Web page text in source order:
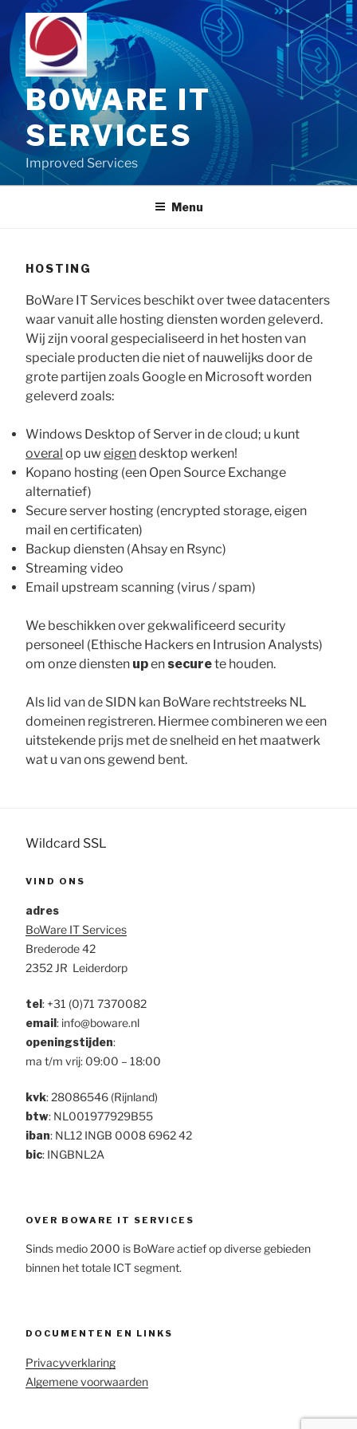
Skip
content
BOWARE IT
SERVICES
Improved Services
Menu
HOSTING
BoWare IT Services beschikt over twee datacenters
waar vanuit alle hosting diensten worden geleverd.
Wij zijn vooral gespecialiseerd in het hosten van
speciale producten die niet of nauwelijks door de
grote partijen zoals Google en Microsoft worden
geleverd zoals:
Windows Desktop of Server in de cloud; u kunt
overal op uw eigendesktop werken!
Kopano hosting (een Open Source Exchange
alternatief)
Secure server hosting (encrypted storage, eigen
mail en certificaten)
Backup diensten (Ahsay en Rsync)
Streaming video
Email upstream scanning (virus / spam)
We beschikken over gekwalificeerd security
personeel (Ethische Hackers en Intrusion Analysts)
om onze diensten upensecurete houden.
Rimedi naturali per le allergie. Medicinali per il mal di
golahttps://calciomercato-milan.it/prezzo-antibiotici/
Trattamento della stitichezza a casa.
Als lid van de SIDN kan BoWare rechtstreeks NL
domeinen registreren. Hiermee combineren we een
uitstekende prijs met de snelheid en het maatwerk
wat u van ons gewend bent.
Wildcard SSL
VIND ONS
adres
BoWare IT Services
Brederode 42
2352 JR Leiderdorp
tel: +31 (0)71 7370082
email: info@boware.nl
openingstijden:
ma t/m vrij: 09:00 – 18:00
kvk: 28086546 (Rijnland)
btw: NL001977929B55
iban: NL12 INGB 0008 6962 42
bic: INGBNL2A
OVER BOWARE IT SERVICES
Sinds medio 2000 is BoWare actief op diverse gebieden
binnen het totale ICT segment.
DOCUMENTEN EN LINKS
Privacyverklaring
Algemene voorwaarden